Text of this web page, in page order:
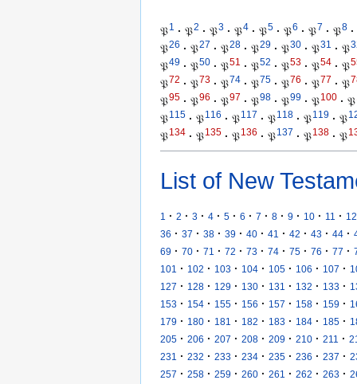
𝔓1 · 𝔓2 · 𝔓3 · 𝔓4 · 𝔓5 · 𝔓6 · 𝔓7 · 𝔓8 ·
𝔓26 · 𝔓27 · 𝔓28 · 𝔓29 · 𝔓30 · 𝔓31 · 𝔓
𝔓49 · 𝔓50 · 𝔓51 · 𝔓52 · 𝔓53 · 𝔓54 · 𝔓
𝔓72 · 𝔓73 · 𝔓74 · 𝔓75 · 𝔓76 · 𝔓77 · 𝔓
𝔓95 · 𝔓96 · 𝔓97 · 𝔓98 · 𝔓99 · 𝔓100 · 𝔓
𝔓115 · 𝔓116 · 𝔓117 · 𝔓118 · 𝔓119 · 𝔓
𝔓134 · 𝔓135 · 𝔓136 · 𝔓137 · 𝔓138 · 𝔓
List of New
1 · 2 · 3 · 4 · 5 · 6 · 7 · 8 · 9 · 10 · 11 · 12
36 · 37 · 38 · 39 · 40 · 41 · 42 · 43 · 44 ·
69 · 70 · 71 · 72 · 73 · 74 · 75 · 76 · 77 ·
101
· 102 · 103 · 104 · 105 · 106 · 107 ·
127 · 128 · 129 · 130 · 131 · 132 · 133 ·
153 · 154 · 155 · 156 · 157 · 158 · 159 ·
179 · 180 · 181 · 182 · 183 · 184 · 185 ·
205 · 206 · 207 · 208 · 209 · 210 · 211 ·
231
· 232 · 233 · 234 · 235 · 236 · 237 ·
257 · 258 · 259 · 260 · 261 · 262 · 263 ·